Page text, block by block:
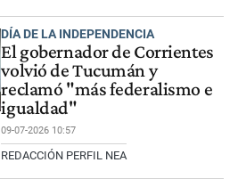
DÍA DE LA INDEPENDENCIA
El gobernador de Corrientes
volvió de Tucumán y
reclamó "más federalismo e
igualdad"
09-07-2026 10:57
REDACCIÓN PERFIL NEA